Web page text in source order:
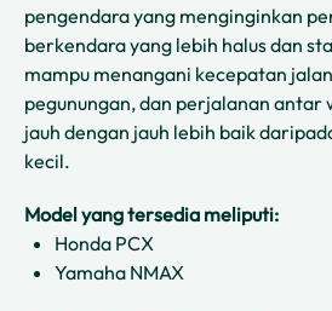
pengendara yang menginginkan
berkendara yang lebih halus dan
mampu menangani kecepatan
pegunungan, dan perjalanan antar
jauh dengan jauh lebih baik
kecil.
Model yang tersedia meliputi:
Honda PCX
Yamaha NMAX